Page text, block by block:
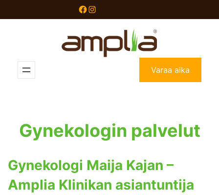
sisältöön
Facebook
Instagram
Varaa aika
Gynekologin palvelut
Gynekologi Maija Kajan –
Amplia Klinikan asiantuntija